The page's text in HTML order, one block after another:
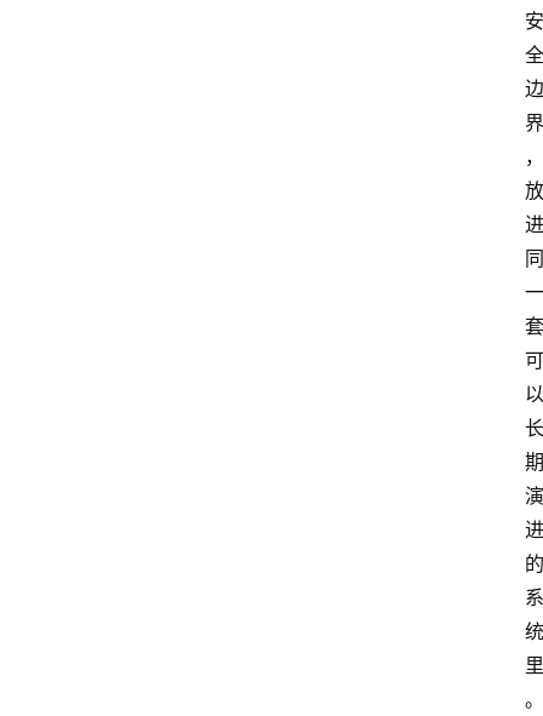
安
全
边
界
，
放
进
同
一
套
可
以
长
期
演
进
的
系
统
里
。